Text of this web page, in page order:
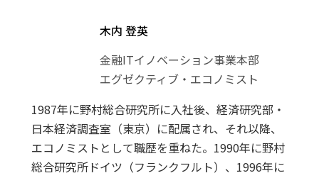
木内 登英
金融ITイノベーション事業本部
エグゼクティブ・エコノミスト
1987年に野村総合研究所に入社後、経済研究部・
日本経済調査室（東京）に配属され、それ以降、
エコノミストとして職歴を重ねた。1990年に野村
総合研究所ドイツ（フランクフルト）、1996年に